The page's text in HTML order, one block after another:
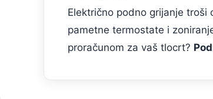
Električno podno grijanje
pametne termostate i
proračunom za vaš tlocrt?